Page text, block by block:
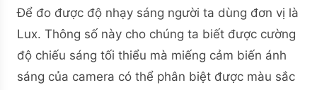
Để đo được độ nhạy sáng người ta dùng đơn vị là
Lux. Thông số này cho chúng ta biết được cường
độ chiếu sáng tối thiểu mà miếng cảm biến ánh
sáng của camera có thể phân biệt được màu sắc